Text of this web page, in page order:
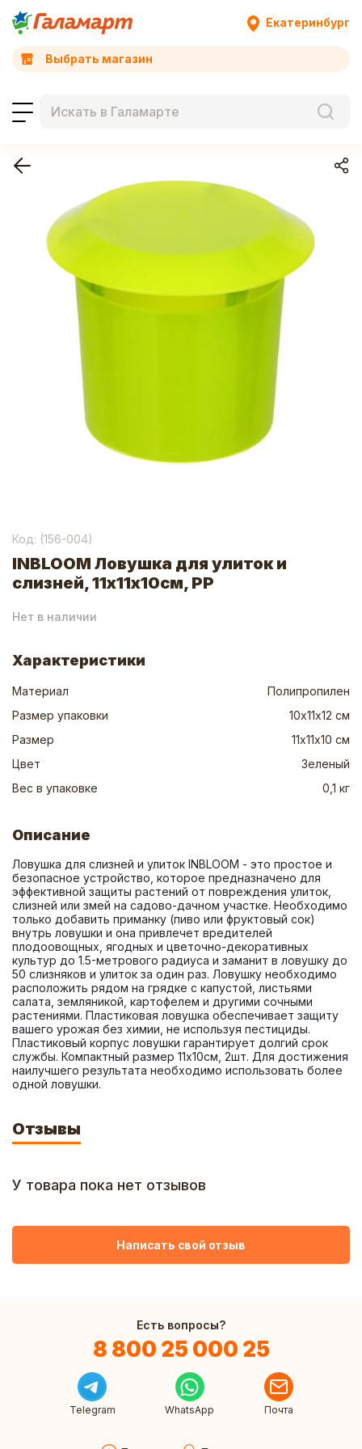
Екатеринбург
Выбрать магазин
Код: (156-004)
INBLOOM Ловушка для улиток и
слизней, 11х11х10см, PP
Нет в наличии
Характеристики
Материал
Полипропилен
Размер упаковки
10х11х12 см
Размер
11х11х10 см
Цвет
Зеленый
Вес в упаковке
0,1 кг
Описание
Ловушка для слизней и улиток INBLOOM - это простое и
безопасное устройство, которое предназначено для
эффективной защиты растений от повреждения улиток,
слизней или змей на садово-дачном участке. Необходимо
только добавить приманку (пиво или фруктовый сок)
внутрь ловушки и она привлечет вредителей
плодоовощных, ягодных и цветочно-декоративных
культур до 1.5-метрового радиуса и заманит в ловушку до
50 слизняков и улиток за один раз. Ловушку необходимо
расположить рядом на грядке с капустой, листьями
салата, земляникой, картофелем и другими сочными
растениями. Пластиковая ловушка обеспечивает защиту
вашего урожая без химии, не используя пестициды.
Пластиковый корпус ловушки гарантирует долгий срок
службы. Компактный размер 11х10см, 2шт. Для достижения
наилучшего результата необходимо использовать более
одной ловушки.
Отзывы
У товара пока нет отзывов
Написать свой отзыв
Есть вопросы?
8 800 25 000 25
Telegram WhatsApp Почта